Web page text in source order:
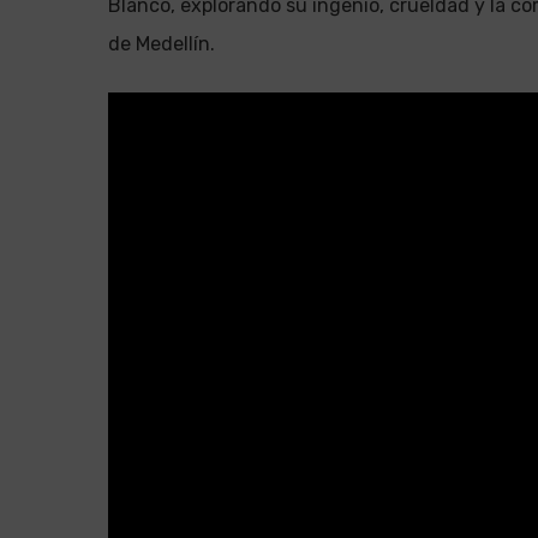
Blanco, explorando su ingenio, crueldad y la
de Medellín.